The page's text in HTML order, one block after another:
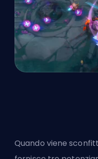
Quando viene